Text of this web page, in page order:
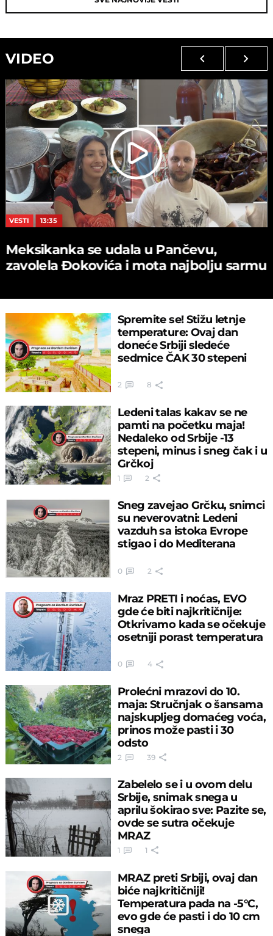
VIDEO
VESTI 13:35
Meksikanka se udala u Pančevu,
zavolela Đokovića i mota najbolju sarmu
Spremite se! Stižu letnje
temperature: Ovaj dan
doneće Srbiji sledeće
sedmice ČAK 30 stepeni
2 8
Ledeni talas kakav se ne
pamti na početku maja!
Nedaleko od Srbije -13
stepeni, minus i sneg čak i u
Grčkoj
1 2
Sneg zavejao Grčku, snimci
su neverovatni: Ledeni
vazduh sa istoka Evrope
stigao i do Mediterana
0 2
Mraz PRETI i noćas, EVO
gde će biti najkritičnije:
Otkrivamo kada se očekuje
osetniji porast temperatura
0 4
Prolećni mrazovi do 10.
maja: Stručnjak o šansama
najskupljeg domaćeg voća,
prinos može pasti i 30
odsto
2 39
Zabelelo se i u ovom delu
Srbije, snimak snega u
aprilu šokirao sve: Pazite se,
ovde se sutra očekuje
MRAZ
1 1
MRAZ preti Srbiji, ovaj dan
biće najkritičniji!
Temperatura pada na -5°C,
evo gde će pasti i do 10 cm
snega